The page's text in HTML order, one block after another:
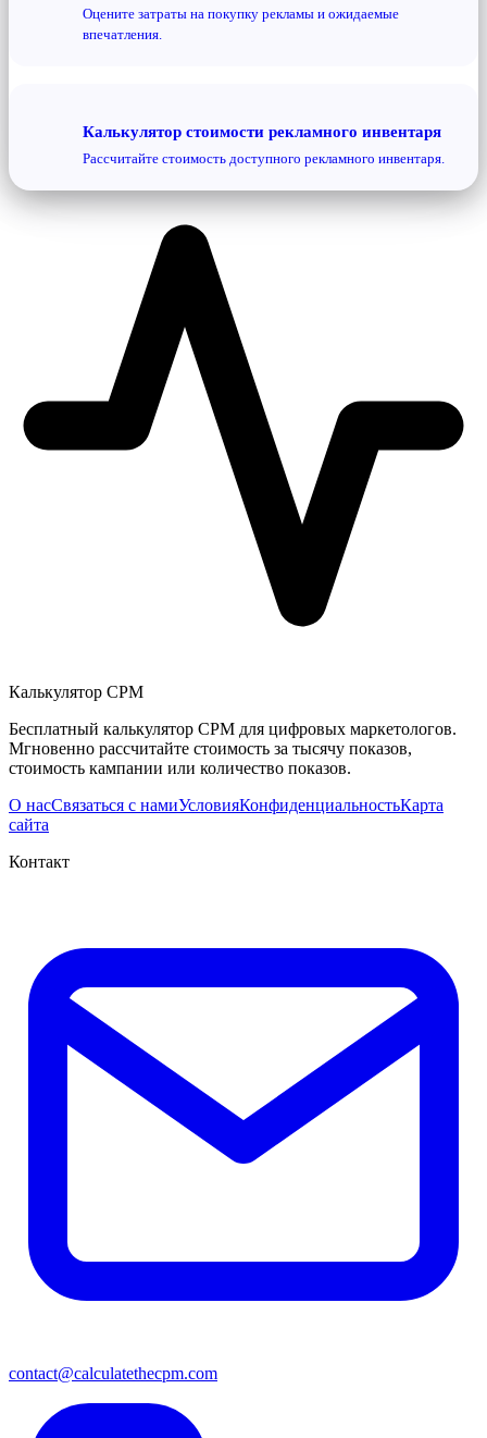
Оцените затраты на покупку рекламы и ожидаемые
впечатления.
Калькулятор стоимости рекламного инвентаря
Рассчитайте стоимость доступного рекламного инвентаря.
Калькулятор CPM
Бесплатный калькулятор CPM для цифровых маркетологов.
Мгновенно рассчитайте стоимость за тысячу показов,
стоимость кампании или количество показов.
О насСвязаться с намиУсловияКонфиденциальностьКарта
сайта
Контакт
contact@calculatethecpm.com